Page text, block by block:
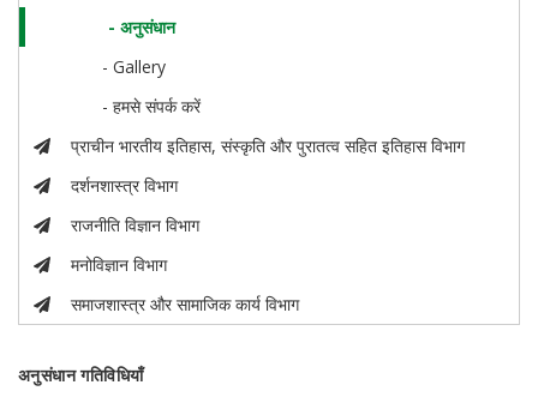
- अनुसंधान
- Gallery
- हमसे संपर्क करें
प्राचीन भारतीय इतिहास, संस्कृति और पुरातत्व सहित इतिहास विभाग
दर्शनशास्त्र विभाग
राजनीति विज्ञान विभाग
मनोविज्ञान विभाग
समाजशास्त्र और सामाजिक कार्य विभाग
अनुसंधान गतिविधियाँ